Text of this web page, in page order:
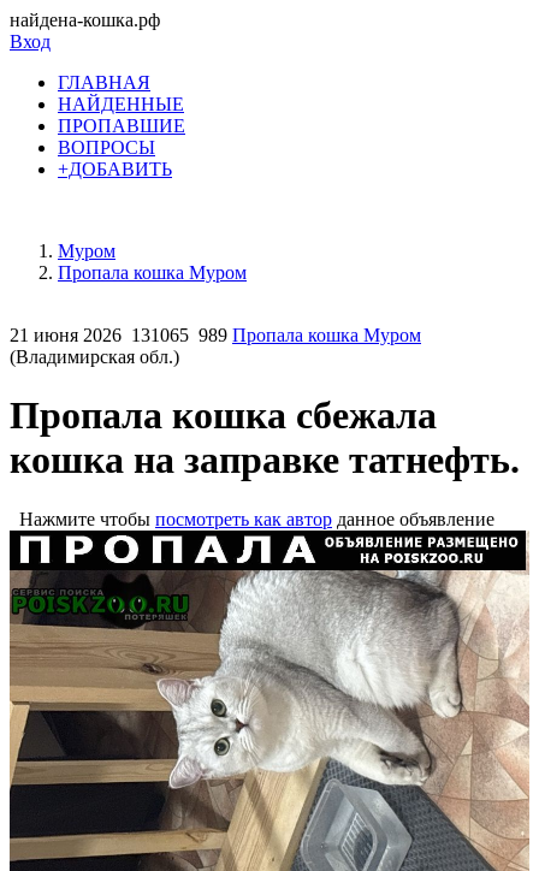
найдена-кошка.рф
Вход
ГЛАВНАЯ
НАЙДЕННЫЕ
ПРОПАВШИЕ
ВОПРОСЫ
+ДОБАВИТЬ
Муром
Пропала кошка Муром
21 июня 2026 131065 989 Пропала кошка Муром
(Владимирская обл.)
Пропала кошка сбежала
кошка на заправке татнефть.
Нажмите чтобы посмотреть как автор данное объявление